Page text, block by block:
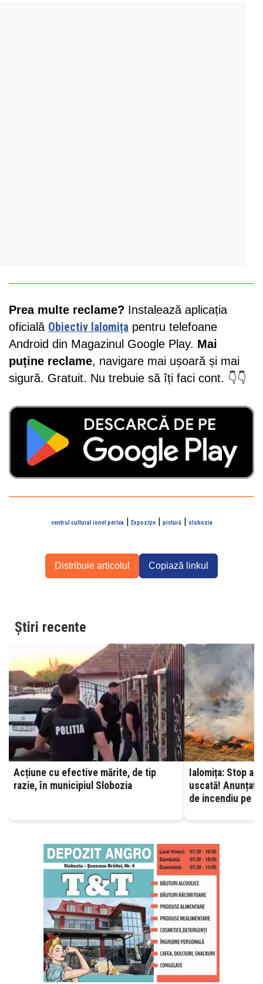
Prea multe reclame? Instalează aplicația
oficială Obiectiv Ialomița pentru telefoane
Android din Magazinul Google Play. Mai
puține reclame, navigare mai ușoară și mai
sigură. Gratuit. Nu trebuie să îți faci cont. 👇👇
centrul cultural ionel perlea| Expoziţie| pictură| slobozia
Distribuie articolul Copiază linkul
Știri recente
Acțiune cu efective mărite, de tip
razie, în municipiul Slobozia
Ialomița: Stop
uscată! Anunțați
de incendiu pe